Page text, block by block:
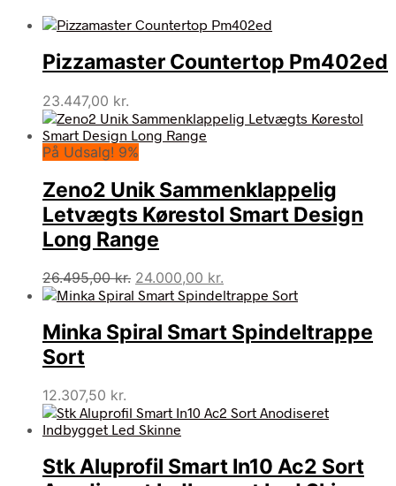
Pizzamaster Countertop Pm402ed
23.447,00 kr.
På Udsalg! 9%
Zeno2 Unik Sammenklappelig
Letvægts Kørestol Smart Design
Long Range
26.495,00kr. Den
oprindelige
var:
26.495,00 kr..
24.000,00 kr.
aktuelle
er:
24.000,00 kr..
Minka Spiral Smart Spindeltrappe
Sort
12.307,50 kr.
Stk Aluprofil Smart In10 Ac2 Sort